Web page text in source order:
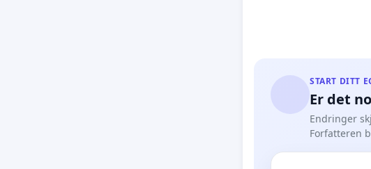
START DITT
Er det
Endringer
Forfatteren